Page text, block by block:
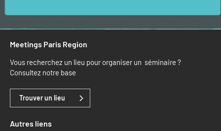
Meetings Paris Region
Vous recherchez un lieu pour organiser un séminaire ?
Consultez notre base
Trouver un lieu
Autres liens